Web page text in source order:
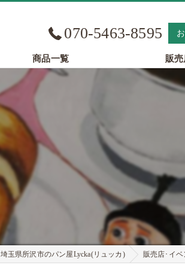
070-5463-8595
商品一覧 販
埼玉県所沢市のパン屋Lycka(リュッカ) 販売店･イベ